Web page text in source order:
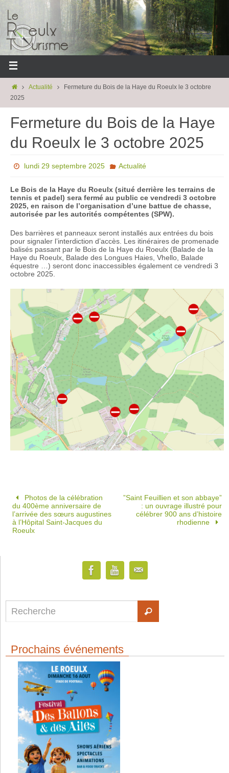
Actualité
Fermeture du Bois de la Haye du Roeulx le 3 octobre
2025
Fermeture du Bois de la Haye
du Roeulx le 3 octobre 2025
lundi 29 septembre 2025 Actualité
Le Bois de la Haye du Roeulx (situé derrière les terrains de
tennis et padel) sera fermé au public ce vendredi 3 octobre
2025, en raison de l’organisation d’une battue de chasse,
autorisée par les autorités compétentes (SPW).
Des barrières et panneaux seront installés aux entrées du bois
pour signaler l’interdiction d’accès. Les itinéraires de promenade
balisés passant par le Bois de la Haye du Roeulx (Balade de la
Haye du Roeulx, Balade des Longues Haies, Vhello, Balade
équestre …) seront donc inaccessibles également ce vendredi 3
octobre 2025.
Photos de la célébration
du 400ème anniversaire de
l’arrivée des sœurs augustines
à l’Hôpital Saint-Jacques du
Roeulx
”Saint Feuillien et son abbaye”
: un ouvrage illustré pour
célébrer 900 ans d’histoire
rhodienne
Prochains événements